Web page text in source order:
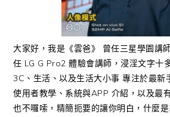
大家好，我是《雲爸》 曾任三星學園講
任 LG G Pro2 體驗會講師，浸淫文字十
3C、生活、以及生活大小事 專注於最新
使用者教學、系統與APP 介紹，以及最
也不囉嗦，精簡扼要的讓你明白，什麼是